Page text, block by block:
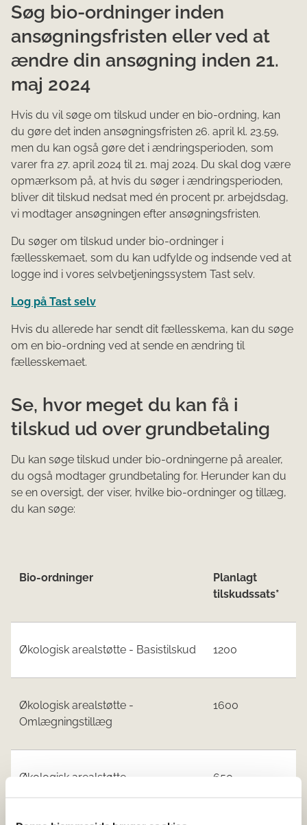
Søg bio-ordninger inden
ansøgningsfristen eller ved at
ændre din ansøgning inden 21.
maj 2024
Hvis du vil søge om tilskud under en bio-ordning, kan
du gøre det inden ansøgningsfristen 26. april kl. 23.59,
men du kan også gøre det i ændringsperioden, som
varer fra 27. april 2024 til 21. maj 2024. Du skal dog være
opmærksom på, at hvis du søger i ændringsperioden,
bliver dit tilskud nedsat med én procent pr. arbejdsdag,
vi modtager ansøgningen efter ansøgningsfristen.
Du søger om tilskud under bio-ordninger i
fællesskemaet, som du kan udfylde og indsende ved at
logge ind i vores selvbetjeningssystem Tast selv.
Log på Tast selv
Hvis du allerede har sendt dit fællesskema, kan du søge
om en bio-ordning ved at sende en ændring til
fællesskemaet.
Se, hvor meget du kan få i
tilskud ud over grundbetaling
Du kan søge tilskud under bio-ordningerne på arealer,
du også modtager grundbetaling for. Herunder kan du
se en oversigt, der viser, hvilke bio-ordninger og tillæg,
du kan søge:
Bio-ordninger
Planlagt
tilskudssats*
Økologisk arealstøtte - Basistilskud 1200
Økologisk arealstøtte -
Omlægningstillæg
1600
Økologisk arealstøtte -
650